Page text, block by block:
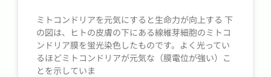
ミトコンドリアを元気にすると生命力が向上する 下
の図は、ヒトの皮膚の下にある線維芽細胞のミトコ
ンドリア膜を蛍光染色したものです。よく光ってい
るほどミトコンドリアが元気な（膜電位が強い）こ
とを示していま